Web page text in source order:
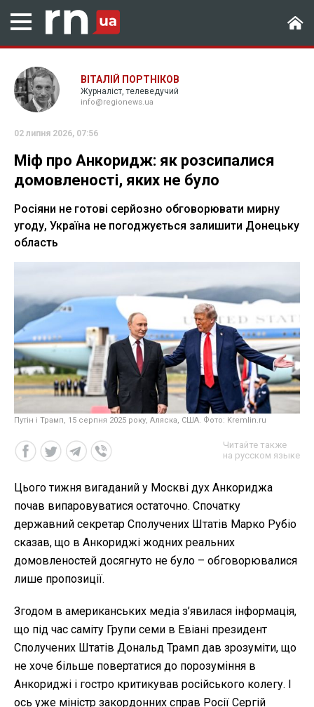
ВІТАЛІЙ ПОРТНІКОВ
Журналіст, телеведучий
info@regionews.ua
02 липня 2026, 07:56
Міф про Анкоридж: як розсипалися
домовленості, яких не було
Росіяни не готові серйозно обговорювати мирну
угоду, Україна не погоджується залишити Донецьку
область
Путін і Трамп, 15 серпня 2025 року, Аляска, США. Фото: Kremlin.ru
Читайте также
на русском языке
Цього тижня вигаданий у Москві дух Анкориджа
почав випаровуватися остаточно. Спочатку
державний секретар Сполучених Штатів Марко Рубіо
сказав, що в Анкориджі жодних реальних
домовленостей досягнуто не було – обговорювалися
лише пропозиції.
Згодом в американських медіа з’явилася інформація,
що під час саміту Групи семи в Евіані президент
Сполучених Штатів Дональд Трамп дав зрозуміти, що
не хоче більше повертатися до порозуміння в
Анкориджі і гостро критикував російського колегу. І
ось уже міністр закордонних справ Росії Сергій